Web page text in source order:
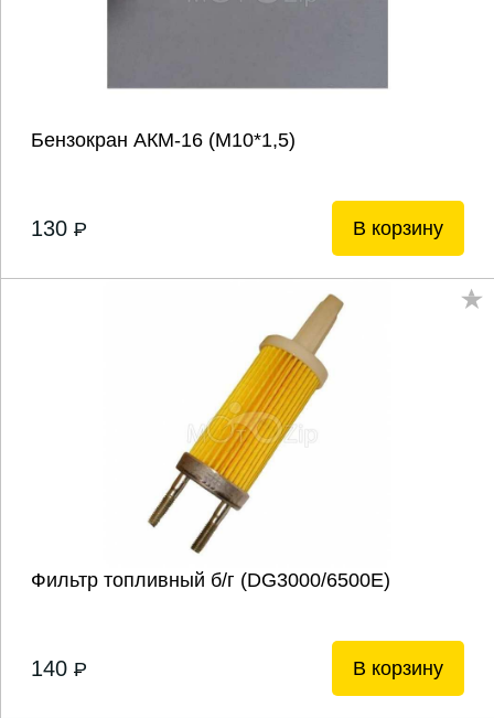
Бензокран АКМ-16 (М10*1,5)
130 P В корзину
Фильтр топливный б/г (DG3000/6500Е)
140 P В корзину